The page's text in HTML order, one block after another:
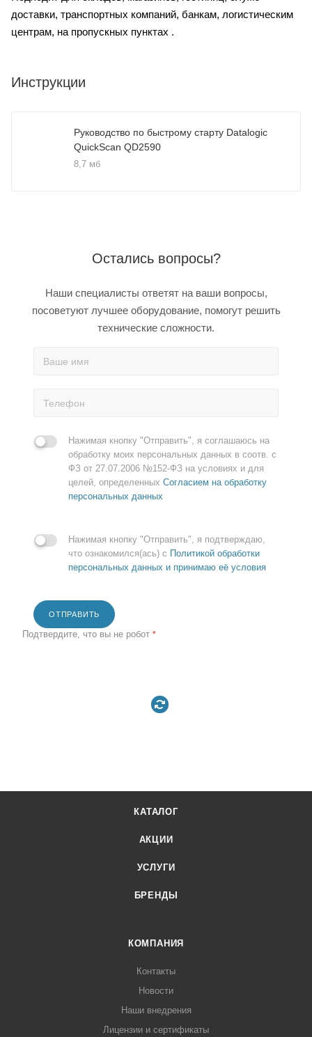
доставки, транспортных компаний, банкам, логистическим
центрам, на пропускных пунктах .
Инструкции
Руководство по быстрому старту Datalogic
QuickScan QD2590
8,7 мб
Остались вопросы?
Наши специалисты ответят на ваши вопросы,
посоветуют лучшее оборудование, помогут решить
технические сложности.
Нажимая кнопку "Отправить", я соглашаюсь на
обработку моих персональных данных в соотв. с
ФЗ от 27.07.2006 №152-ФЗ на условиях и для
целей, определенных Согласием на обработку
персональных данных
Нажимая кнопку "Отправить", я подтверждаю,
что ознакомился(ась) с Политикой обработки
персональных данных и принимаю её условия
ОТПРАВИТЬ
Подтвердите, что вы не робот *
КАТАЛОГ
АКЦИИ
УСЛУГИ
БРЕНДЫ
КОМПАНИЯ
Контакты
Новости
Наши внедрения
Лицензии и сертификаты